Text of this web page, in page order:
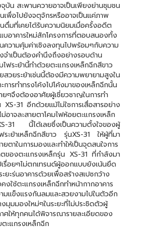
านควายอาจเป็นเพียงย่านชุมชน
เพื่อไปยังจตุจักรหรืออาจเป็นแค่ภาพ
ดื่มที่เคยได้รับความนิยมเมื่อครั้งอดีต
บอาคารใหม่สักโครงการที่ตอบสนองทั้ง
ความคุ้มค่าเชิงลงทุนไปพร้อมๆกับความ
จำเป็นต้องคำนึงถึงอย่างรอบด้าน
ฟระย้านี้ทำด้วยตะแกรงเหล็กฉีกสีขาว
ยระย้าเช่นนี้ต้องมีความพยายามสูงใน
การทำทรงโค้งไปโค้งมาของเหล็กฉีกนั้น
ยๆจึงต้องอาศัยผู้เชี่ยวชาญในการทำ
31 อีกด้วยแม้ไม่ใชการเสื่อสารอย่าง
อาจละสายตาโคมไฟห้อยตะแกรงเหล็ก
31 นี้ได้เลยซึ่งเป็นความตั้งใจของผู้
ฟระย้าเหล็กฉีกสีขาว รุ่นXS-31 ให้ผู้ที่มา
ยตาในการมองและทำให้เป็นจุดสนใจการ
ของตะแกรงเหล็กรุ่น XS-31 ที่กำลังมา
รื่อยๆไม่ตกเทรนด์ผู้ออกแบบยังเน้นยึด
ยะร่นอาคารด้วยเพื่อสร้างสเปซกว้าง
งใช้ตะแกรงเหล็กฉีกทำหน้ากากอาคาร
มแข็งแรงกันลมและสวยงามไปในตัวอีก
มมองใหม่ๆในระยะที่ไม่ประชิดตัวผู้
ศให้ทุกคนได้พิจารณารายละเอียดของ
ะแกรงเหล็กฉีก